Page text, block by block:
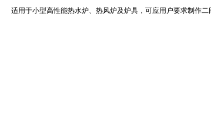
适用于小型高性能热水炉、热风炉及炉具，可应用户要求制作二